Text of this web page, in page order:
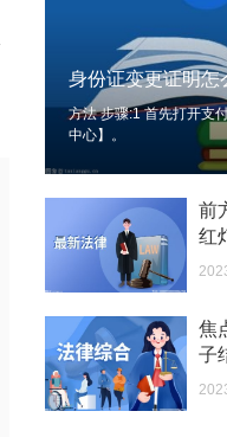
2023-05-04
买房还不上贷款可以
哪些？
贷款买房的程序是什
2023-05-04
买房还不上贷款可以
2023-05-04
个体营业执照注销要
要申报纳税吗？
方法 步骤:1 首先打开支
中心】。
前
红
焦
子